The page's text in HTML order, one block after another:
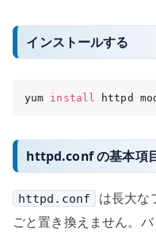
インストールする
yum install httpd
httpd.conf の基本項
httpd.conf
は長大な
ごと置き換えません。